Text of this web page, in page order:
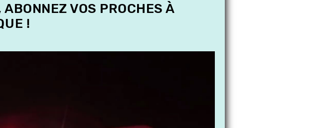
VOS PROCHES À
!